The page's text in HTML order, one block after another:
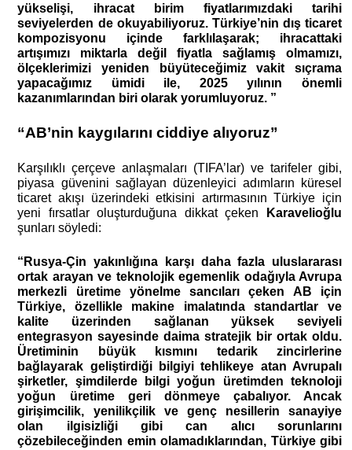
yükselişi, ihracat birim fiyatlarımızdaki tarihi
seviyelerden de okuyabiliyoruz. Türkiye’nin dış ticaret
kompozisyonu içinde farklılaşarak; ihracattaki
artışımızı miktarla değil fiyatla sağlamış olmamızı,
ölçeklerimizi yeniden büyüteceğimiz vakit sıçrama
yapacağımız ümidi ile, 2025 yılının önemli
kazanımlarından biri olarak yorumluyoruz. ”
“AB’nin kaygılarını ciddiye alıyoruz”
Karşılıklı çerçeve anlaşmaları (TIFA’lar) ve tarifeler gibi,
piyasa güvenini sağlayan düzenleyici adımların küresel
ticaret akışı üzerindeki etkisini artırmasının Türkiye için
yeni fırsatlar oluşturduğuna dikkat çeken
Karavelioğlu
şunları söyledi:
“Rusya-Çin yakınlığına karşı daha fazla uluslararası
ortak arayan ve teknolojik egemenlik odağıyla Avrupa
merkezli üretime yönelme sancıları çeken AB için
Türkiye, özellikle makine imalatında standartlar ve
kalite üzerinden sağlanan yüksek seviyeli
entegrasyon sayesinde daima stratejik bir ortak oldu.
Üretiminin büyük kısmını tedarik zincirlerine
bağlayarak geliştirdiği bilgiyi tehlikeye atan Avrupalı
şirketler, şimdilerde bilgi yoğun üretimden teknoloji
yoğun üretime geri dönmeye çabalıyor. Ancak
girişimcilik, yenilikçilik ve genç nesillerin sanayiye
olan ilgisizliği gibi can alıcı sorunlarını
çözebileceğinden emin olamadıklarından, Türkiye gibi